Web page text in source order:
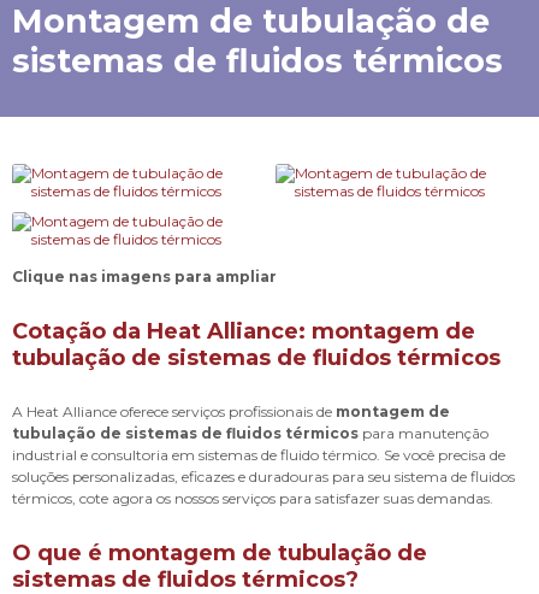
Montagem de tubulação de
sistemas de fluidos térmicos
Clique nas imagens para ampliar
Cotação da Heat Alliance: montagem de
tubulação de sistemas de fluidos térmicos
A Heat Alliance oferece serviços profissionais de montagem de
tubulação de sistemas de fluidos térmicos para manutenção
industrial e consultoria em sistemas de fluido térmico. Se você precisa de
soluções personalizadas, eficazes e duradouras para seu sistema de fluidos
térmicos, cote agora os nossos serviços para satisfazer suas demandas.
O que é montagem de tubulação de
sistemas de fluidos térmicos?